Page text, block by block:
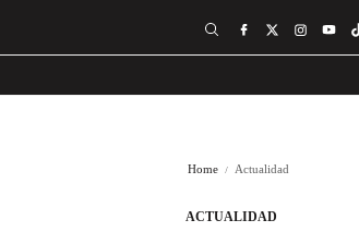
Home Actualidad
ACTUALIDAD